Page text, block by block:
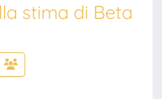
stima di Beta